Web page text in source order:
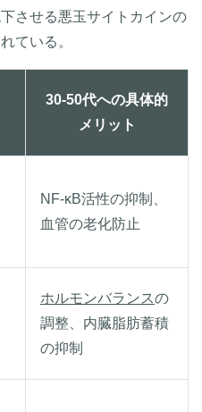
させる悪玉サイトカインの
ている。
30-50代への具体的
メリット
NF-κB活性の抑制、
血管の老化防止
ホルモンバランスの
調整、内臓脂肪蓄積
の抑制